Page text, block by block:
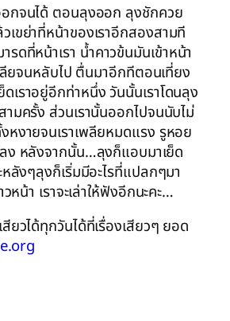
กจนได้ ตอนลุงออก ลุงชักควย
เขย่าที่หน้าของเราอีกสองสามที
ดที่หน้าเรา น้ำคาวข้นมันเข้าหน้า
พลียจนหลับไป ตื่นมาอีกทีตอนเที่ยง
เราอยู่อีกท่าหนึ่ง วันนั้นเราโดนลุง
มครั้ง ส่วนเรานั้นออกไปจนนับไม่
หงายจนเราเพลียหมดแรง รูหอย
ง หลังจากนั้น…ลุงก็แอบมาเย็ด
หลังๆลุงก็เริ่มมีอะไรที่แปลกๆมา
วหน้า เราจะเล่าให้ฟังอีกนะคะ…
ยวได้ทุกวันได้ที่เรื่องเสียวๆ ยอด